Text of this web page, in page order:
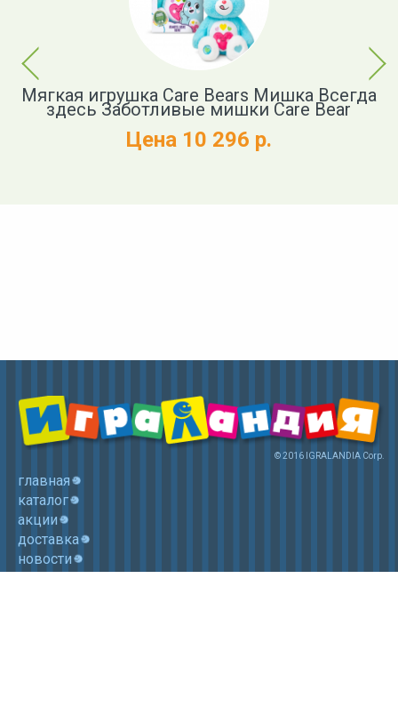
Previous
Мягкая игрушка Care Bears Мишка Всегда
здесь Заботливые мишки Care Bear
Цена 10 296 р.
Next
© 2016 IGRALANDIA Corp.
главная
каталог
акции
доставка
новости